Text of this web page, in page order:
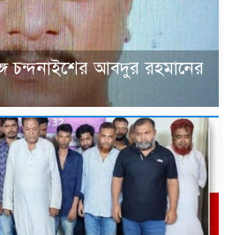
চন্দনাইশের আবদুর রহমানের